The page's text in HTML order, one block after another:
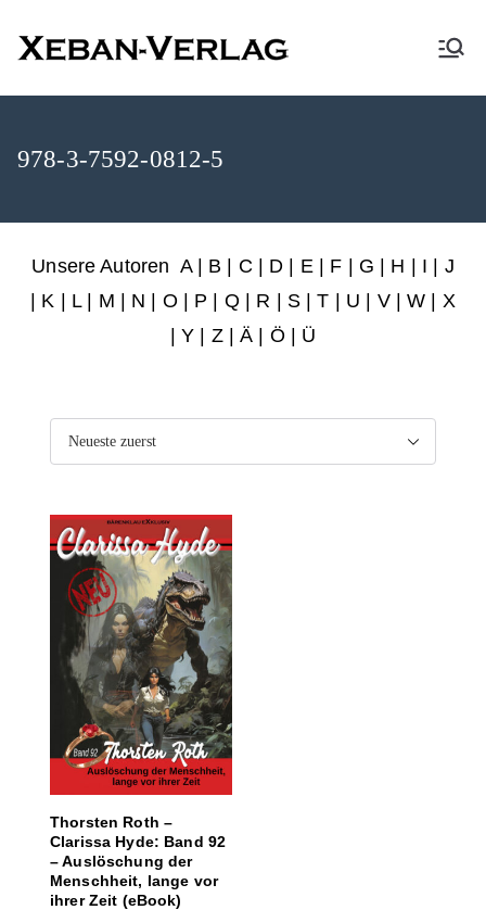
XEBAN-Verlag
978-3-7592-0812-5
Unsere Autoren A| B C D E| F G H I
J
K L| M N O P Q| R S |T U V|W
X
Y Z|Ä | Ö | Ü
Thorsten Roth –
Clarissa Hyde: Band 92
– Auslöschung der
Menschheit, lange vor
ihrer Zeit (eBook)